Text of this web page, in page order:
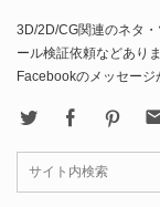
3D/2D/CG関連のネタ
ール検証依頼などあり
Facebookのメッセージ
Facebook